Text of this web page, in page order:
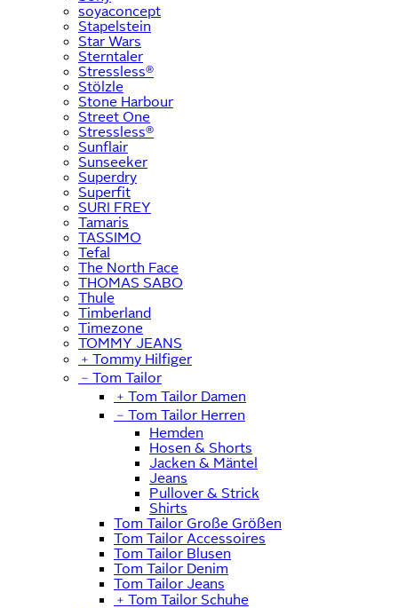
soyaconcept
Stapelstein
Star Wars
Sterntaler
Stressless®
Stölzle
Stone Harbour
Street One
Stressless®
Sunflair
Sunseeker
Superdry
Superfit
SURI FREY
Tamaris
TASSIMO
Tefal
The North Face
THOMAS SABO
Thule
Timberland
Timezone
TOMMY JEANS
﹢ Tommy Hilfiger
﹣ Tom Tailor
﹢ Tom Tailor Damen
﹣ Tom Tailor Herren
Hemden
Hosen & Shorts
Jacken & Mäntel
Jeans
Pullover & Strick
Shirts
Tom Tailor Große Größen
Tom Tailor Accessoires
Tom Tailor Blusen
Tom Tailor Denim
Tom Tailor Jeans
﹢ Tom Tailor Schuhe